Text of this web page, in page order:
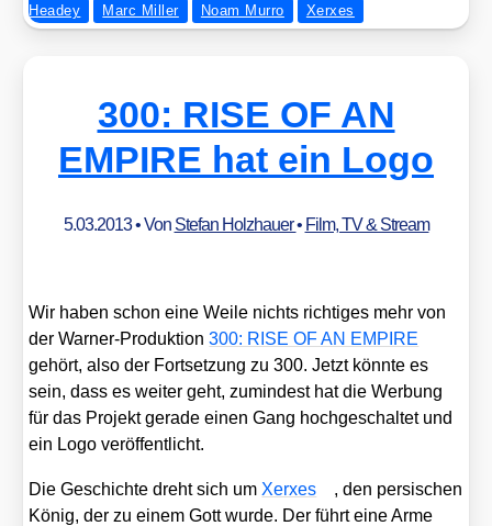
Headey
Marc Miller Noam Murro Xerxes
300: RISE OF AN
EMPIRE hat ein Logo
5.03.2013• Von Stefan Holzhauer• Film, TV & Stream
Wir haben schon eine Wei­le nichts rich­ti­ges mehr von
der War­ner-Pro­duk­ti­on300: RISE OF AN EMPIRE
gehört, also der Fort­set­zung zu 300. Jetzt könn­te es
sein, dass es wei­ter geht, zumin­dest hat die Wer­bung
für das Pro­jekt gera­de einen Gang hoch­ge­schal­tet und
ein Logo ver­öf­fent­licht.
Die Geschich­te dreht sich um Xer­xes
, den per­si­schen
König, der zu einem Gott wur­de. Der führt eine Arme